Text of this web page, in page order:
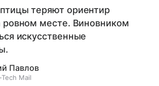
теряют ориентир
ровном месте. Виновником
искусственные
Павлов
Mail